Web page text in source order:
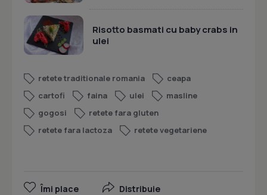
Risotto basmati cu baby crabs in
ulei
retete traditionale romania
ceapa
cartofi
faina ulei
masline
gogosi
retete fara gluten
retete fara lactoza
retete vegetariene
Îmi place Distribuie